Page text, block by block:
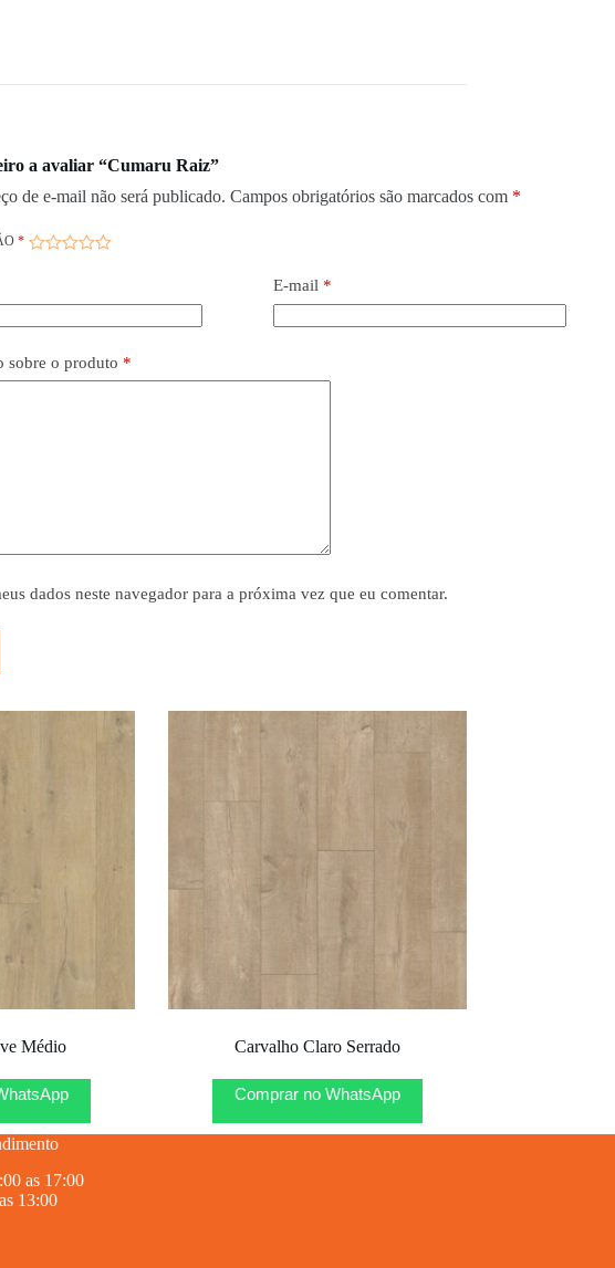
a avaliar “Cumaru Raiz”
de e-mail não será publicado. Campos obrigatórios são marcados com *
*
E-mail*
sobre o produto *
dados neste navegador para a próxima vez que eu comentar.
Médio Carvalho Claro Serrado
Comprar no WhatsApp
as 17:00
13:00